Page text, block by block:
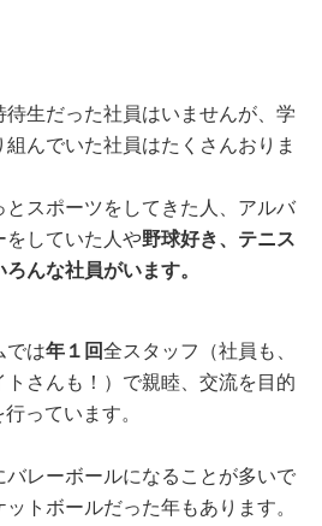
生だった社員はいませんが、学
んでいた社員はたくさんおりま
スポーツをしてきた人、アルバ
をしていた人や野球好き、テニス
んな社員がいます。
では年１回全スタッフ（社員も、
さんも！）で親睦、交流を目的
行っています。
レーボールになることが多いで
トボールだった年もあります。